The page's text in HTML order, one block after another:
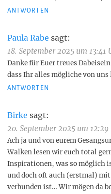
ANTWORTEN
Paula Rabe sagt:
18. September 2025 um 13:41
Danke für Euer treues
dass Ihr alles mögliche von uns
ANTWORTEN
Birke sagt:
20. September 2025 um 12:29
Ach ja und von eurem
Walken lesen wir euch total
Inspirationen, was so möglich
und doch oft auch (erstmal)
verbunden ist… Wir mögen da